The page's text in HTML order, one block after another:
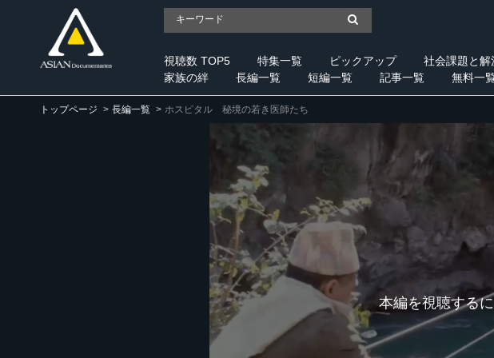
視聴数 TOP5 特集一覧 ピックアップ 社会課題と解
家族の絆
長編一覧 短編一覧 記事一覧 無料一
トップページ 長編一覧 ホスピタル 秘境の若き医師たち
本編を視聴する